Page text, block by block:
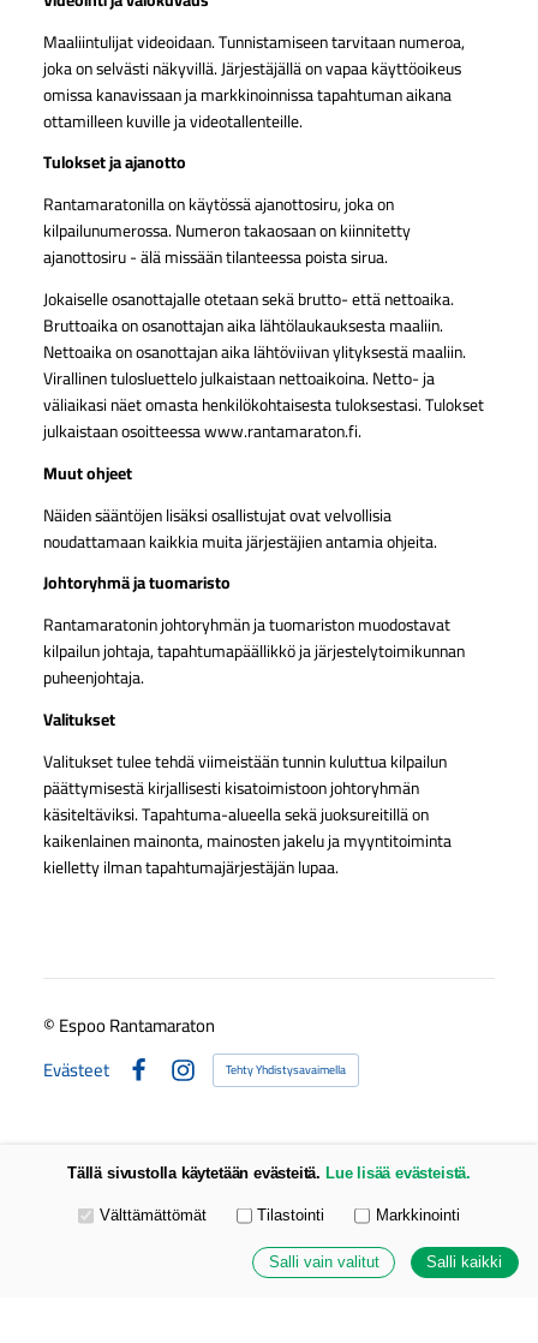
Maaliintulijat videoidaan. Tunnistamiseen tarvitaan numeroa,
joka on selvästi näkyvillä. Järjestäjällä on vapaa käyttöoikeus
omissa kanavissaan ja markkinoinnissa tapahtuman aikana
ottamilleen kuville ja videotallenteille.
Tulokset ja ajanotto
Rantamaratonilla on käytössä ajanottosiru, joka on
kilpailunumerossa. Numeron takaosaan on kiinnitetty
ajanottosiru - älä missään tilanteessa poista sirua.
Jokaiselle osanottajalle otetaan sekä brutto- että nettoaika.
Bruttoaika on osanottajan aika lähtölaukauksesta maaliin.
Nettoaika on osanottajan aika lähtöviivan ylityksestä maaliin.
Virallinen tulosluettelo julkaistaan nettoaikoina. Netto- ja
väliaikasi näet omasta henkilökohtaisesta tuloksestasi. Tulokset
julkaistaan osoitteessa www.rantamaraton.fi.
Muut ohjeet
Näiden sääntöjen lisäksi osallistujat ovat velvollisia
noudattamaan kaikkia muita järjestäjien antamia ohjeita.
Johtoryhmä ja tuomaristo
Rantamaratonin johtoryhmän ja tuomariston muodostavat
kilpailun johtaja, tapahtumapäällikkö ja järjestelytoimikunnan
puheenjohtaja.
Valitukset
Valitukset tulee tehdä viimeistään tunnin kuluttua kilpailun
päättymisestä kirjallisesti kisatoimistoon johtoryhmän
käsiteltäviksi. Tapahtuma-alueella sekä juoksureitillä on
kaikenlainen mainonta, mainosten jakelu ja myyntitoiminta
kielletty ilman tapahtumajärjestäjän lupaa.
©Espoo Rantamaraton
Evästeet
FacebookInstagram
Tehty Yhdistysavaimella
Tällä sivustolla käytetään evästeitä. Lue lisää evästeistä.
Valitse käytettävät evästeet
Välttämättömät Tilastointi Markkinointi
Salli vain valitut Salli kaikki